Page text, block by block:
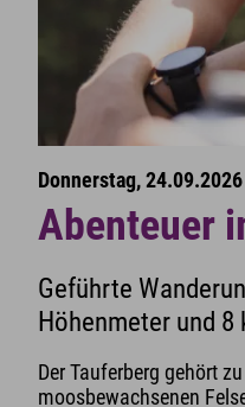
Donnerstag,
Abenteuer
Geführte
Höhenmeter und 8
Der Tauferberg gehört
moosbewachsenen